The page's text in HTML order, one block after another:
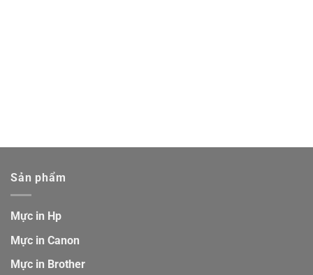
Sản phẩm
Mực in Hp
Mực in Canon
Mực in Brother